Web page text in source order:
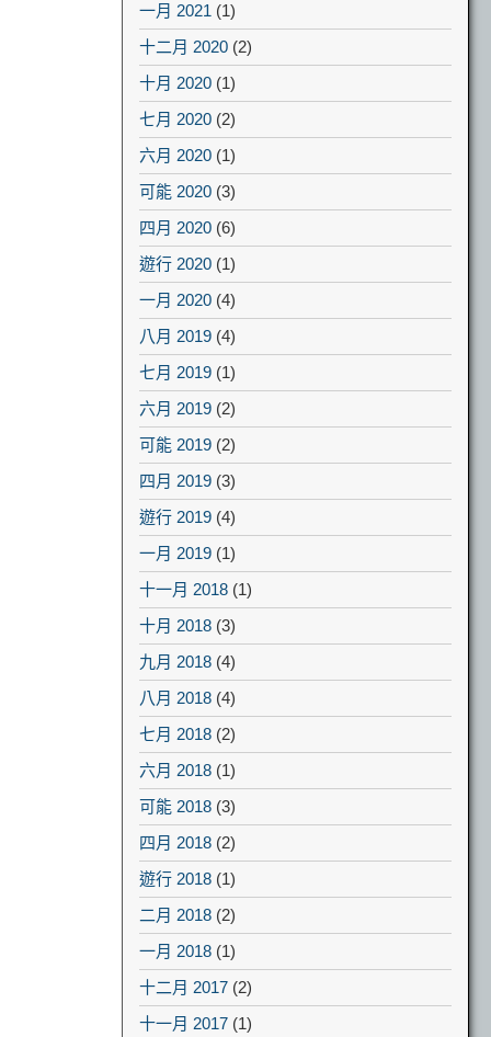
一月 2021 (1)
十二月 2020 (2)
十月 2020 (1)
七月 2020 (2)
六月 2020 (1)
可能 2020 (3)
四月 2020 (6)
遊行 2020 (1)
一月 2020 (4)
八月 2019 (4)
七月 2019 (1)
六月 2019 (2)
可能 2019 (2)
四月 2019 (3)
遊行 2019 (4)
一月 2019 (1)
十一月 2018 (1)
十月 2018 (3)
九月 2018 (4)
八月 2018 (4)
七月 2018 (2)
六月 2018 (1)
可能 2018 (3)
四月 2018 (2)
遊行 2018 (1)
二月 2018 (2)
一月 2018 (1)
十二月 2017 (2)
十一月 2017 (1)